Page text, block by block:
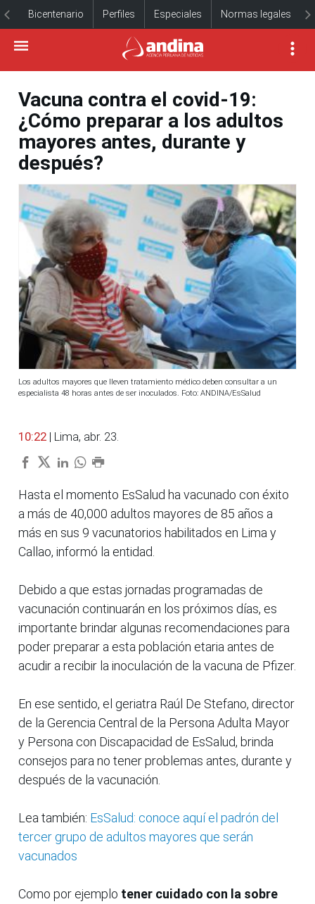
Bicentenario Perfiles Especiales Normas legales
Vacuna contra el covid-19:
¿Cómo preparar a los adultos
mayores antes, durante y
después?
Los adultos mayores que lleven tratamiento médico deben consultar a un
especialista 48 horas antes de ser inoculados. Foto: ANDINA/EsSalud
10:22 | Lima, abr. 23.
Hasta el momento EsSalud ha vacunado con éxito
a más de 40,000 adultos mayores de 85 años a
más en sus 9 vacunatorios habilitados en Lima y
Callao, informó la entidad.
Debido a que estas jornadas programadas de
vacunación continuarán en los próximos días, es
importante brindar algunas recomendaciones para
poder preparar a esta población etaria antes de
acudir a recibir la inoculación de la vacuna de Pfizer.
En ese sentido, el geriatra Raúl De Stefano, director
de la Gerencia Central de la Persona Adulta Mayor
y Persona con Discapacidad de EsSalud, brinda
consejos para no tener problemas antes, durante y
después de la vacunación.
Lea también: EsSalud: conoce aquí el padrón del
tercer grupo de adultos mayores que serán
vacunados
Como por ejemplo tener cuidado con la sobre